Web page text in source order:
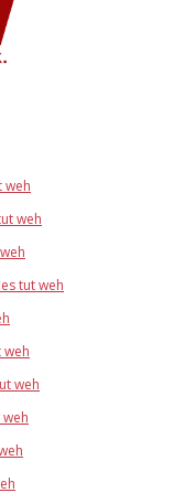
weh
weh
tut weh
weh
weh